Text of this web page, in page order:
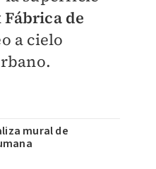
Fábrica de
a cielo
mural de